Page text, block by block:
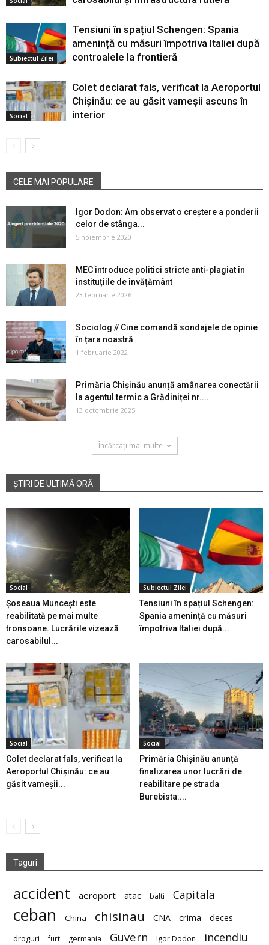
Subiectul Zilei
Tensiuni în spațiul Schengen: Spania
amenință cu măsuri împotriva Italiei după
controalele la frontieră
Social
Colet declarat fals, verificat la Aeroportul
Chișinău: ce au găsit vameșii ascuns în
interior
CELE MAI POPULARE
Igor Dodon: Am observat o creștere a ponderii
celor de stânga...
5 noiembrie 2020
MEC introduce politici stricte anti-plagiat în
instituțiile de învățământ
23 februarie 2026
Sociolog // Cine comandă sondajele de opinie
în țara noastră
1 februarie 2022
Primăria Chișinău anunță amânarea conectării
la agentul termic a Grădiniței nr....
13 octombrie 2025
Încărcați mai multe
ȘTIRI DE ULTIMĂ ORĂ
Social
Șoseaua Muncești este
reabilitată pe mai multe
tronsoane. Lucrările vizează
carosabilul...
Subiectul Zilei
Tensiuni în spațiul Schengen:
Spania amenință cu măsuri
împotriva Italiei după...
Social
Colet declarat fals, verificat la
Aeroportul Chișinău: ce au
găsit vameșii...
Social
Primăria Chișinău anunță
finalizarea unor lucrări de
reabilitare pe strada
Burebista:...
Taguri
accident aeroport atac balti Capitala
ceban China chisinau CNA crima deces
droguri furt germania Guvern Igor Dodon incendiu